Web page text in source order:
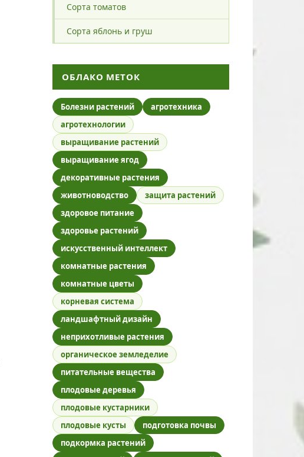
Сорта томатов
Сорта яблонь и груш
ОБЛАКО МЕТОК
Болезни растений
агротехника
агротехнологии
выращивание растений
выращивание ягод
декоративные растения
животноводство
защита растений
здоровое питание
здоровье растений
искусственный интеллект
комнатные растения
комнатные цветы
корневая система
ландшафтный дизайн
неприхотливые растения
органическое земледелие
питательные вещества
плодовые деревья
плодовые кустарники
плодовые кусты
подготовка почвы
подкормка растений